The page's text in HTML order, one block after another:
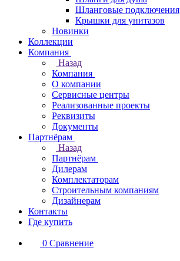
Шланговые подключения
Крышки для унитазов
Новинки
Коллекции
Компания
Назад
Компания
О компании
Сервисные центры
Реализованные проекты
Реквизиты
Документы
Партнёрам
Назад
Партнёрам
Дилерам
Комплектаторам
Строительным компаниям
Дизайнерам
Контакты
Где купить
0 Сравнение